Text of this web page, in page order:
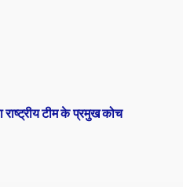
राष्ट्रीय टीम के प्रमुख कोच